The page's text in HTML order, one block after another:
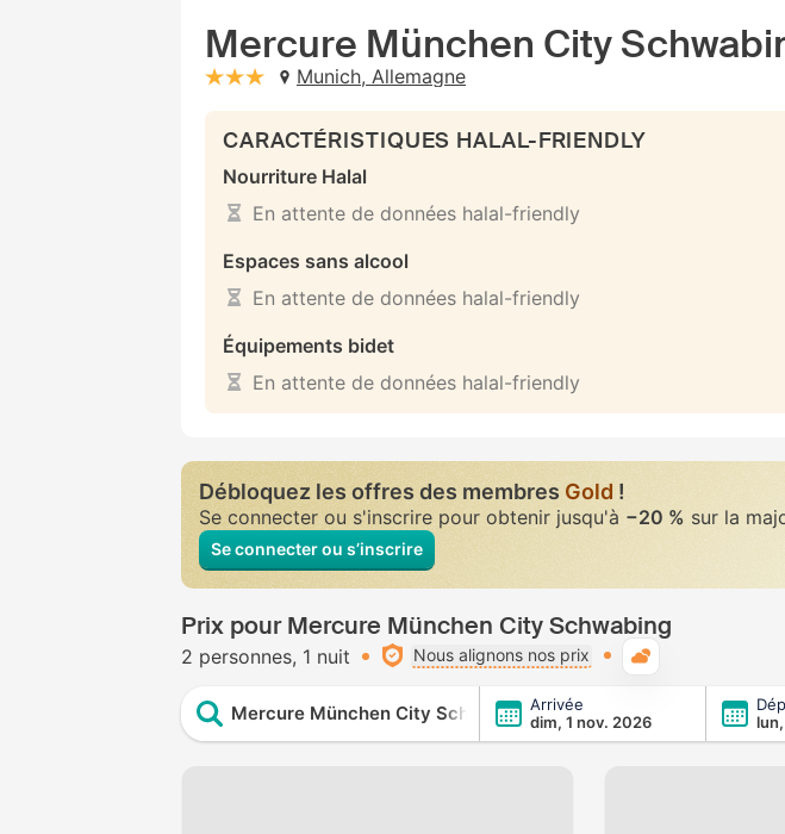
Mercure München City
stars: 3Munich, Allemagne
CARACTÉRISTIQUES HALAL-FRIENDLY
Nourriture Halal
En attente de données halal-friendly
Espaces sans alcool
En attente de données halal-friendly
Équipements bidet
En attente de données halal-friendly
Débloquez les offres des membres Gold !
Se connecter ou s'inscrire pour obtenir jusqu'à −20 % sur la
Se connecter ou s’inscrire
Prix pour Mercure München City Schwabing
2 personnes 1 nuit Nous alignons nos prix
Mercure München City SchwabingArrivée
dim, 1 nov. 2026